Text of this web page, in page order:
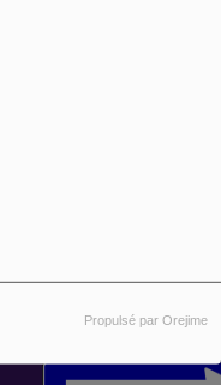
Propulsé par Orejime